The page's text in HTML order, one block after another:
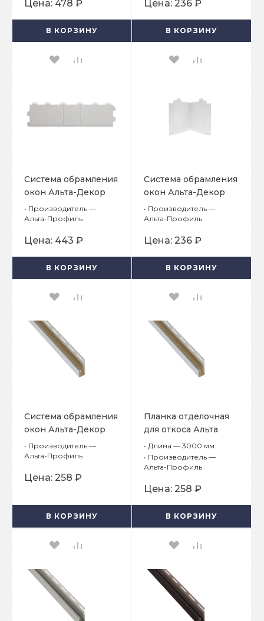
Цена: 478 ₽
В КОРЗИНУ
универсального
Цена: 236 ₽
В КОРЗИНУ
Система обрамления
окон Альта-Декор
Классик
Белоснежный
откоса
• Производитель —
Альта-Профиль
Цена: 443 ₽
В КОРЗИНУ
Система обрамления
окон Альта-Декор
Классик
Белоснежный Угол
откоса
• Производитель —
Альта-Профиль
Цена: 236 ₽
В КОРЗИНУ
Система обрамления
окон Альта-Декор
Классик
Белоснежный
откоса
• Производитель —
Альта-Профиль
Цена: 258 ₽
В КОРЗИНУ
Планка отделочная
для откоса Альта
Декор Белоснежный
• Длина — 3000 мм
• Производитель —
Альта-Профиль
Цена: 258 ₽
В КОРЗИНУ